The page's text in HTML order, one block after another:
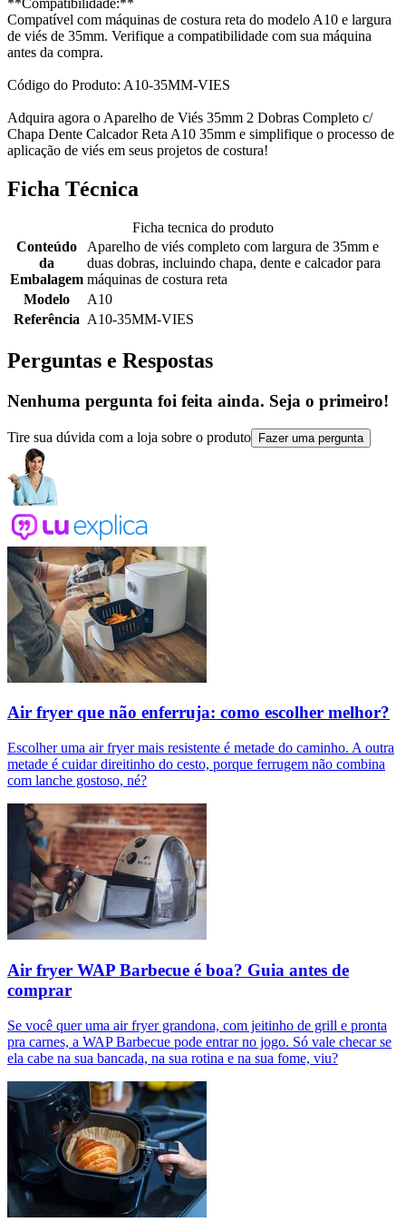
**Compatibilidade:**
Compatível com máquinas de costura reta do modelo A10 e largura
de viés de 35mm. Verifique a compatibilidade com sua máquina
antes da compra.
Código do Produto: A10-35MM-VIES
Adquira agora o Aparelho de Viés 35mm 2 Dobras Completo c/
Chapa Dente Calcador Reta A10 35mm e simplifique o processo de
aplicação de viés em seus projetos de costura!
Ficha Técnica
Ficha tecnica do produto
Conteúdo
da
Embalagem
Aparelho de viés completo com largura de 35mm e
duas dobras, incluindo chapa, dente e calcador para
máquinas de costura reta
Modelo
A10
Referência A10-35MM-VIES
Perguntas e Respostas
Nenhuma pergunta foi feita ainda. Seja o primeiro!
Tire sua dúvida com a loja sobre o produto Fazer uma pergunta
Air fryer que não enferruja: como escolher melhor?
Escolher uma air fryer mais resistente é metade do caminho. A outra
metade é cuidar direitinho do cesto, porque ferrugem não combina
com lanche gostoso, né?
Air fryer WAP Barbecue é boa? Guia antes de
comprar
Se você quer uma air fryer grandona, com jeitinho de grill e pronta
pra carnes, a WAP Barbecue pode entrar no jogo. Só vale checar se
ela cabe na sua bancada, na sua rotina e na sua fome, viu?